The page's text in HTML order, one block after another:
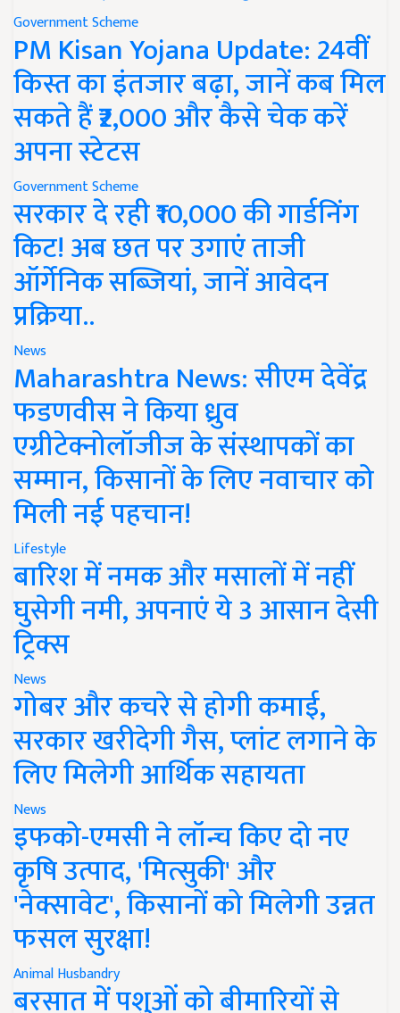
Government Scheme
PM Kisan Yojana Update: 24वीं
किस्त का इंतजार बढ़ा, जानें कब मिल
सकते हैं ₹2,000 और कैसे चेक करें
अपना स्टेटस
Government Scheme
सरकार दे रही ₹10,000 की गार्डनिंग
किट! अब छत पर उगाएं ताजी
ऑर्गेनिक सब्जियां, जानें आवेदन
प्रक्रिया..
News
Maharashtra News: सीएम देवेंद्र
फडणवीस ने किया ध्रुव
एग्रीटेक्नोलॉजीज के संस्थापकों का
सम्मान, किसानों के लिए नवाचार को
मिली नई पहचान!
Lifestyle
बारिश में नमक और मसालों में नहीं
घुसेगी नमी, अपनाएं ये 3 आसान देसी
ट्रिक्स
News
गोबर और कचरे से होगी कमाई,
सरकार खरीदेगी गैस, प्लांट लगाने के
लिए मिलेगी आर्थिक सहायता
News
इफको-एमसी ने लॉन्च किए दो नए
कृषि उत्पाद, 'मित्सुकी' और
'नेक्सावेट', किसानों को मिलेगी उन्नत
फसल सुरक्षा!
Animal Husbandry
बरसात में पशुओं को बीमारियों से